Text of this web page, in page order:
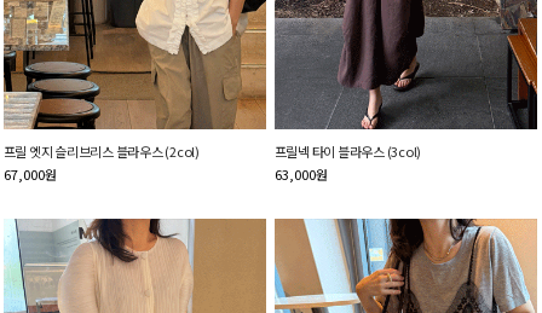
프릴 엣지 슬리브리스 블라우스 (2col)
67,000원
프릴넥 타이 블라우스 (3col)
63,000원